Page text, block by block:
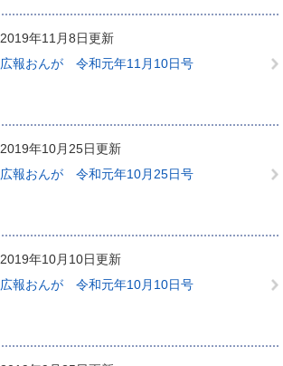
2019年11月8日更新
広報おんが 令和元年11月10日号
2019年10月25日更新
広報おんが 令和元年10月25日号
2019年10月10日更新
広報おんが 令和元年10月10日号